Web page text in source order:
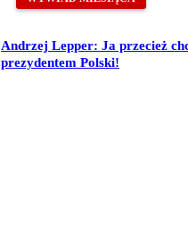
Andrzej Lepper: Ja przecież
prezydentem Polski!